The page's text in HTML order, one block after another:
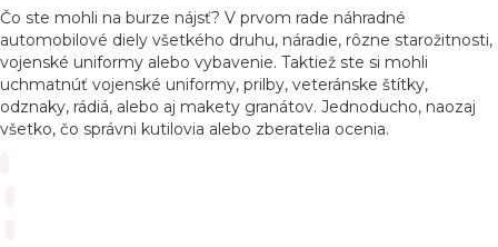
Čo ste mohli na burze nájsť? V prvom rade náhradné
automobilové diely všetkého druhu, náradie, rôzne starožitnosti,
vojenské uniformy alebo vybavenie. Taktiež ste si mohli
uchmatnúť vojenské uniformy, prilby, veteránske štítky,
odznaky, rádiá, alebo aj makety granátov. Jednoducho, naozaj
všetko, čo správni kutilovia alebo zberatelia ocenia.